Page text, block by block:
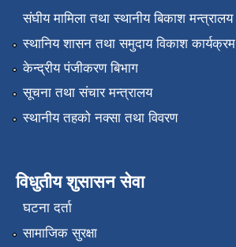
संघीय मामिला तथा स्थानीय बिकाश मन्त्रालय
स्थानिय शासन तथा समुदाय विकाश कार्यक्रम
केन्द्रीय पंजीकरण बिभाग
सूचना तथा संचार मन्त्रालय
स्थानीय तहको नक्सा तथा विवरण
विधुतीय शुसासन सेवा
घटना दर्ता
सामाजिक सुरक्षा